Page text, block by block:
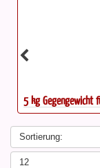
5 kg Gegengewicht
Sortierung:
12